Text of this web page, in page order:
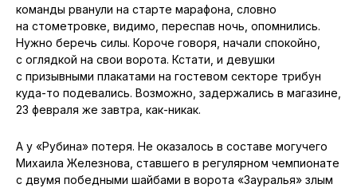
команды рванули на старте марафона, словно
на стометровке, видимо, переспав ночь, опомнились.
Нужно беречь силы. Короче говоря, начали спокойно,
с оглядкой на свои ворота. Кстати, и девушки
с призывными плакатами на гостевом секторе трибун
куда-то подевались. Возможно, задержались в магазине,
23 февраля же завтра, как-никак.
А у «Рубина» потеря. Не оказалось в составе могучего
Михаила Железнова, ставшего в регулярном чемпионате
с двумя победными шайбами в ворота «Зауралья» злым